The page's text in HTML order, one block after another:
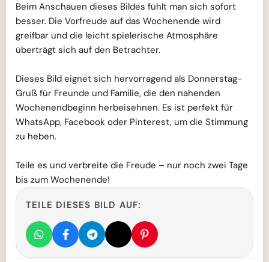
Beim Anschauen dieses Bildes fühlt man sich sofort
besser. Die Vorfreude auf das Wochenende wird
greifbar und die leicht spielerische Atmosphäre
überträgt sich auf den Betrachter.
Dieses Bild eignet sich hervorragend als Donnerstag-
Gruß für Freunde und Familie, die den nahenden
Wochenendbeginn herbeisehnen. Es ist perfekt für
WhatsApp, Facebook oder Pinterest, um die Stimmung
zu heben.
Teile es und verbreite die Freude – nur noch zwei Tage
bis zum Wochenende!
TEILE DIESES BILD AUF: